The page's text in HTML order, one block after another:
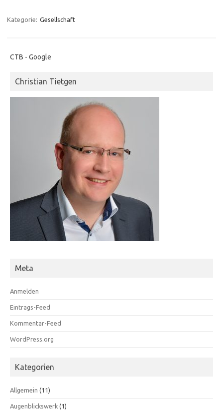
Kategorie: Gesellschaft
CTB - Google
Christian Tietgen
Meta
Anmelden
Eintrags-Feed
Kommentar-Feed
WordPress.org
Kategorien
Allgemein (11)
Augenblickswerk (1)